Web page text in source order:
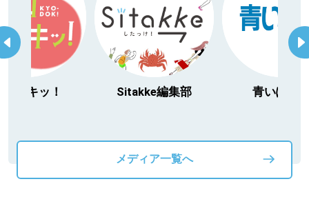
日ドキッ！ Sitakke編集部 青いぽす
メディア一覧へ